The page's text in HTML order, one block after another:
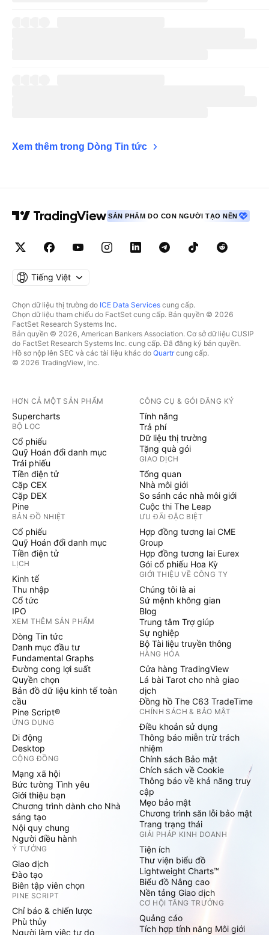
Xem thêm trong Dòng Tin tức
SẢN PHẨM DO CON NGƯỜI TẠO NÊN
Tiếng Việt
Chọn dữ liệu thị trường do ICE Data Services cung cấp.
Chọn dữ liệu tham chiếu do FactSet cung cấp. Bản quyền © 2026
FactSet Research Systems Inc.
Bản quyền © 2026, American Bankers Association. Cơ sở dữ liệu CUSIP
do FactSet Research Systems Inc. cung cấp. Đã đăng ký bản quyền.
Hồ sơ nộp lên SEC và các tài liệu khác do Quartrcung cấp.
© 2026 TradingView, Inc.
HƠN CẢ MỘT SẢN PHẨM
Supercharts
BỘ LỌC
Cổ phiếu
Quỹ Hoán đổi danh mục
Trái phiếu
Tiền điện tử
Cặp CEX
Cặp DEX
Pine
BẢN ĐỒ NHIỆT
Cổ phiếu
Quỹ Hoán đổi danh mục
Tiền điện tử
LỊCH
Kinh tế
Thu nhập
Cổ tức
IPO
XEM THÊM SẢN PHẨM
Dòng Tin tức
Danh mục đầu tư
Fundamental Graphs
Đường cong lợi suất
Quyền chọn
Bản đồ dữ liệu kinh tế toàn
cầu
Pine Script®
ỨNG DỤNG
Di động
Desktop
CỘNG ĐỒNG
Mạng xã hội
Bức tường Tình yêu
Giới thiệu bạn
Chương trình dành cho Nhà
sáng tạo
Nội quy chung
Người điều hành
Ý TƯỞNG
Giao dịch
Đào tạo
Biên tập viên chọn
PINE SCRIPT
Chỉ báo & chiến lược
Phù thủy
Người làm việc tự do
CÔNG CỤ & GÓI ĐĂNG KÝ
Tính năng
Trả phí
Dữ liệu thị trường
Tặng quà gói
GIAO DỊCH
Tổng quan
Nhà môi giới
So sánh các nhà môi giới
Cuộc thi The Leap
ƯU ĐÃI ĐẶC BIỆT
Hợp đồng tương lai CME
Group
Hợp đồng tương lai Eurex
Gói cổ phiếu Hoa Kỳ
GIỚI THIỆU VỀ CÔNG TY
Chúng tôi là ai
Sứ mệnh không gian
Blog
Trung tâm Trợ giúp
Sự nghiệp
Bộ Tài liệu truyền thông
HÀNG HÓA
Cửa hàng TradingView
Lá bài Tarot cho nhà giao
dịch
Đồng hồ The C63 TradeTime
CHÍNH SÁCH & BẢO MẬT
Điều khoản sử dụng
Thông báo miễn trừ trách
nhiệm
Chính sách Bảo mật
Chích sách về Cookie
Thông báo về khả năng truy
cập
Mẹo bảo mật
Chương trình săn lỗi bảo mật
Trang trạng thái
GIẢI PHÁP KINH DOANH
Tiện ích
Thư viện biểu đồ
Lightweight Charts™
Biểu đồ Nâng cao
Nền tảng Giao dịch
CƠ HỘI TĂNG TRƯỞNG
Quảng cáo
Tích hợp tính năng Môi giới